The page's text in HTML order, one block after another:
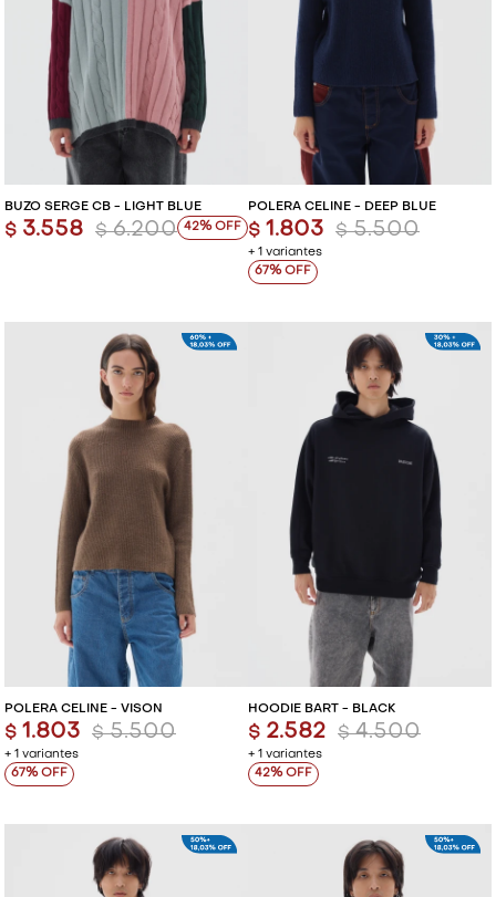
BUZO SERGE CB - LIGHT BLUE
$ 3.558 $ 6.200 42
POLERA CELINE - DEEP BLUE
+ 1 variantes
$ 1.803 $ 5.500
67
POLERA CELINE - VISON
+ 1 variantes
$ 1.803 $ 5.500
67
HOODIE BART - BLACK
+ 1 variantes
$ 2.582 $ 4.500
42